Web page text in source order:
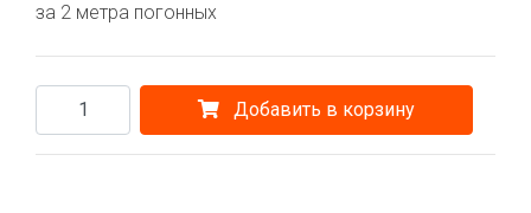
за 2 метра погонных
Добавить в корзину